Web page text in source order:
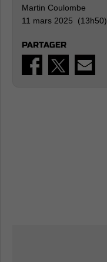
Martin Coulombe
11 mars 2025 (13h50)
PARTAGER